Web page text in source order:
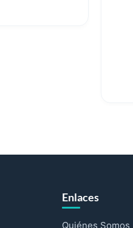
Enlaces
Quiénes Somos